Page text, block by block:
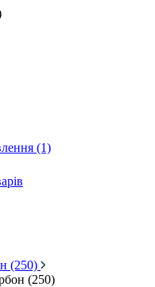
(1)
(250)
(250)